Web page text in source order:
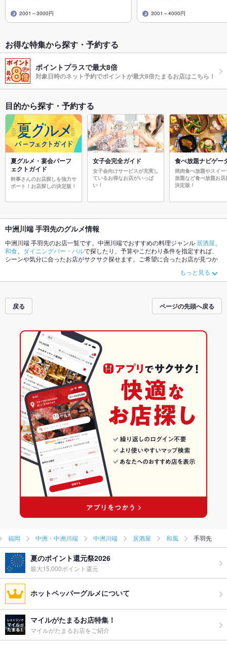
2001～3000円 3001～4000円
お得な特集から探す・予約する
ポイントプラスで最大8倍
対象日時のネット予約でポイントが最大8倍たまるお店はこちら！
目的から探す・予約する
夏グルメ・宴会パーフ
ェクトガイド
幹事さんのお店探しを強力サ
ポート！お店探しの決定版！
女子会完全ガイド
女子会向けサービスが充実し
ているお得なお店がいっぱ
い！
食べ放題ナビゲー
焼肉食べ放題やスイー
放題など食べ放題お店
決定版！
中洲川端 手羽先のグルメ情報
中洲川端 手羽先のお店一覧です。中洲川端でおすすめの料理ジャンル 居酒屋
和食
ダイニングバー・バルで探したり、予算やこだわり条件を指定すれば、
シーンや気分に合ったお店がサクサク探せます。ご希望に合ったお店が見つか
い。ホットペッパーグルメなら、お得なクーポンはもちろん、こだわりメニュ
ーからあげ、お茶漬け、エビ料理や季節のおすすめ料理など、お店の最新情報
も拡大中です。友達どうしの飲み会にも、会社の宴会にも、デートやパーティ
ーにもお得に便利にホットペッパーグルメをご利用ください。
もっと見る
戻る ページの先頭へ戻る
福岡 中洲・中洲川端 中洲川端 居酒屋 和風 手羽先
夏のポイント還元祭2026
最大15,000ポイント還元
ホットペッパーグルメについて
マイルがたまるお店特集！
マイルがたまるお店をご紹介